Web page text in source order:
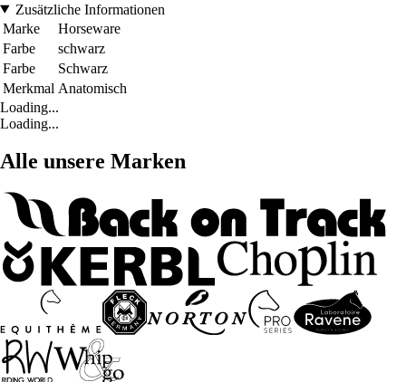
Zusätzliche Informationen
Marke
Horseware
Farbe
schwarz
Farbe
Schwarz
Merkmal Anatomisch
Loading...
Loading...
Alle unsere Marken